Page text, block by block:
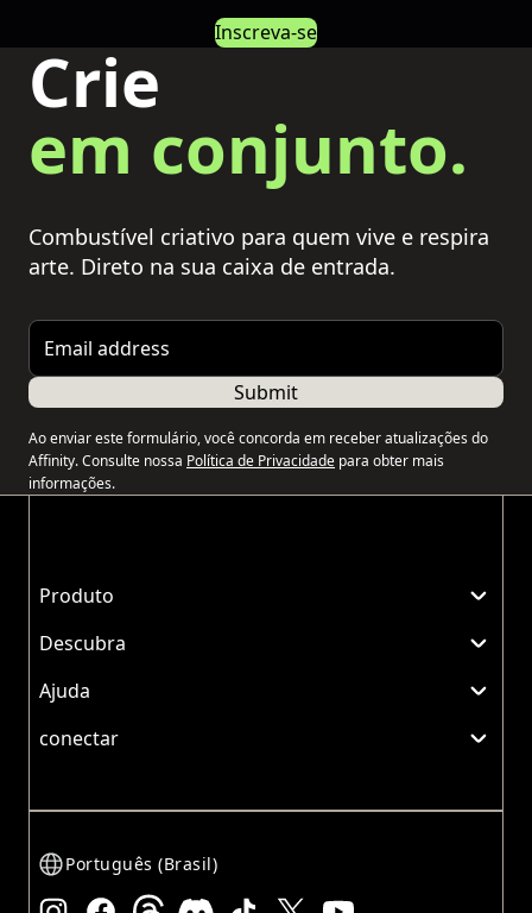
Inscreva-se
Crie
em conjunto.
Combustível criativo para quem vive e respira
arte. Direto na sua caixa de entrada.
Email address
Submit
Ao enviar este formulário, você concorda em receber atualizações do
Affinity. Consulte nossa Política de Privacidade para obter mais
informações.
Produto
Descubra
Ajuda
conectar
Português (Brasil)
Instagram Facebook Threads Discord TikTok